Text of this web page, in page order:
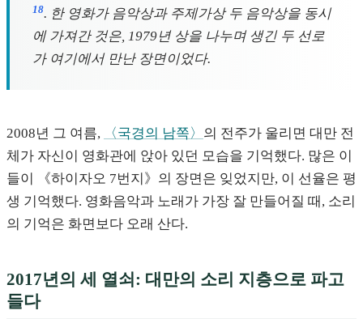
18. 한 영화가 음악상과 주제가상 두 음악상을 동시
에 가져간 것은, 1979년 상을 나누며 생긴 두 선로
가 여기에서 만난 장면이었다.
2008년 그 여름, 〈국경의 남쪽〉 의 전주가 울리면 대만 전
체가 자신이 영화관에 앉아 있던 모습을 기억했다. 많은 이
들이 《하이자오 7번지》의 장면은 잊었지만, 이 선율은 평
생 기억했다. 영화음악과 노래가 가장 잘 만들어질 때, 소리
의 기억은 화면보다 오래 산다.
2017년의 세 열쇠: 대만의 소리 지층으로 파고
들다